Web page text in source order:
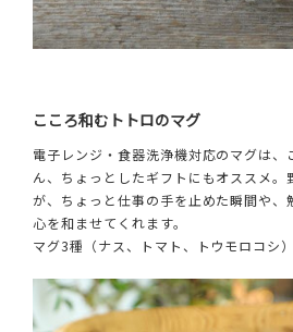
こころ和むトトロのマグ
電子レンジ・食器洗浄機対応のマグは、
ん、ちょっとしたギフトにもオススメ。
が、ちょっと仕事の手を止めた瞬間や、
心を和ませてくれます。
マグ3種（ナス、トマト、トウモロコシ）